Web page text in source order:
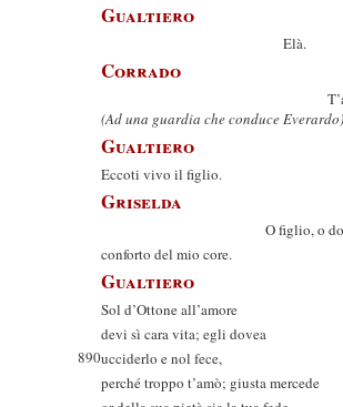
Gualtiero
Elà.
Corrado
(Ad una guardia che conduce Everardo)
Gualtiero
Eccoti vivo il figlio.
Griselda
O figlio, o
conforto del mio core.
Gualtiero
Sol d’Ottone all’amore
devi sì cara vita; egli dovea
890ucciderlo e nol fece,
perché troppo t’amò; giusta mercede